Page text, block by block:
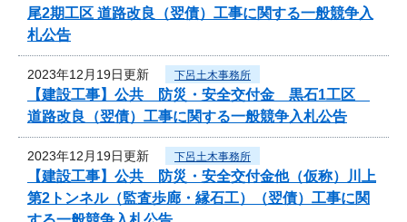
尾2期工区 道路改良（翌債）工事に関する一般競争入
札公告
2023年12月19日更新 下呂土木事務所
【建設工事】公共 防災・安全交付金 黒石1工区
道路改良（翌債）工事に関する一般競争入札公告
2023年12月19日更新 下呂土木事務所
【建設工事】公共 防災・安全交付金他（仮称）川上
第2トンネル（監査歩廊・縁石工）（翌債）工事に関